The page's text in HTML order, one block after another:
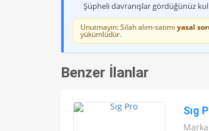
Şüpheli davranışlar gördüğünüz
Unutmayın: Silah alım-satımı yasal
yükümlüdür.
Benzer İlanlar
Sıg